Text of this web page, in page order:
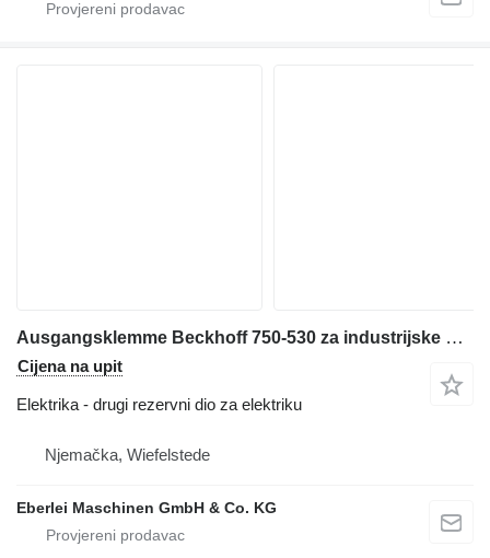
Ausgangsklemme Beckhoff 750-530 za industrijske opreme
Cijena na upit
Elektrika - drugi rezervni dio za elektriku
Njemačka, Wiefelstede
Eberlei Maschinen GmbH & Co. KG